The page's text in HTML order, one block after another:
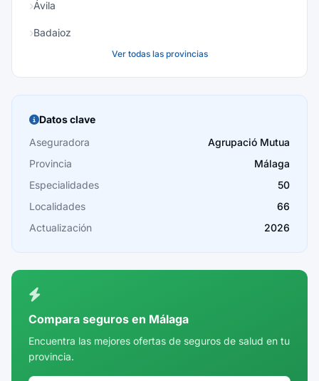
Ávila
Badajoz
Burgos
Cáceres
Cádiz
Cantabria
Castellón
Córdoba
Cuenca
Girona
Ver todas las provincias
Datos clave
Aseguradora
Agrupació Mutua
Provincia
Málaga
Especialidades
50
Localidades
66
Actualización
2026
Compara seguros en Málaga
Encuentra las mejores ofertas de seguros de salud en tu
provincia.